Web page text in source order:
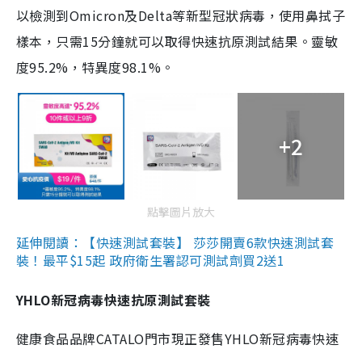
以檢測到Omicron及Delta等新型冠狀病毒，使用鼻拭子
樣本，只需15分鐘就可以取得快速抗原測試結果。靈敏
度95.2%，特異度98.1%。
+2
點擊圖片放大
延伸閱讀：【快速測試套裝】 莎莎開賣6款快速測試套
裝！最平$15起 政府衛生署認可測試劑買2送1
YHLO新冠病毒快速抗原測試套裝
健康食品品牌CATALO門市現正發售YHLO新冠病毒快速